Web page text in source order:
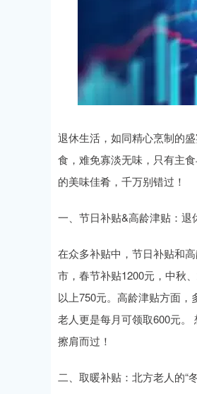
退休生活，如同精心烹制的
食，难免寡淡无味，只有主
的美味佳肴，千万别错过！
一、节日补贴&高龄津贴：退
在众多补贴中，节日补贴和
市，春节补贴1200元，中秋
以上750元。高龄津贴方面
老人更是每月可领取600元。
擦肩而过！
二、取暖补贴：北方老人的“